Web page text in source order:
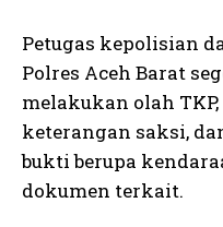
Petugas kepolisian
Polres Aceh Barat
melakukan olah
keterangan saksi,
bukti berupa
dokumen terkait.